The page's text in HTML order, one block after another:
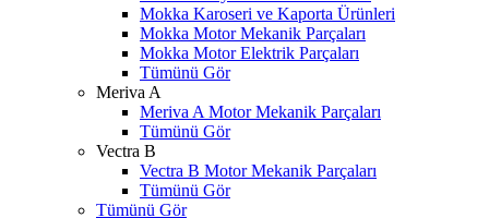
Mokka Karoseri ve Kaporta Ürünleri
Mokka Motor Mekanik Parçaları
Mokka Motor Elektrik Parçaları
Tümünü Gör
Meriva A
Meriva A Motor Mekanik Parçaları
Tümünü Gör
Vectra B
Vectra B Motor Mekanik Parçaları
Tümünü Gör
Tümünü Gör